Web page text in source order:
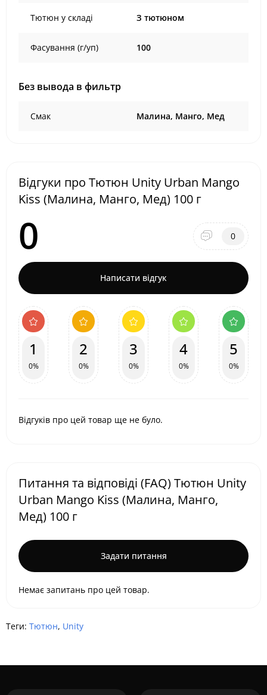
Тютюн у складі З тютюном
Фасування (г/уп) 100
Без вывода в фильтр
Смак Малина, Манго, Мед
Відгуки про Тютюн Unity Urban Mango
Kiss (Малина, Манго, Мед) 100 г
0 0
Написати відгук
1
0%
2
0%
3
0%
4
0%
5
0%
Відгуків про цей товар ще не було.
Питання та відповіді (FAQ) Тютюн Unity
Urban Mango Kiss (Малина, Манго,
Мед) 100 г
Задати питання
Немає запитань про цей товар.
Теги: Тютюн, Unity